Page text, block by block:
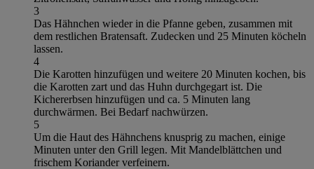
3
Das Hähnchen wieder in die Pfanne geben, zusammen mit
dem restlichen Bratensaft. Zudecken und 25 Minuten köcheln
lassen.
4
Die Karotten hinzufügen und weitere 20 Minuten kochen, bis
die Karotten zart und das Huhn durchgegart ist. Die
Kichererbsen hinzufügen und ca. 5 Minuten lang
durchwärmen. Bei Bedarf nachwürzen.
5
Um die Haut des Hähnchens knusprig zu machen, einige
Minuten unter den Grill legen. Mit Mandelblättchen und
frischem Koriander verfeinern.